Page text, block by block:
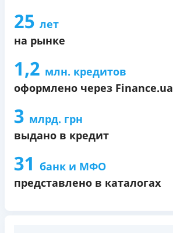
25 лет
на рынке
1,2 млн. кредитов
оформлено через Finance.ua
3 млрд. грн
выдано в кредит
31 банк и МФО
представлено в каталогах